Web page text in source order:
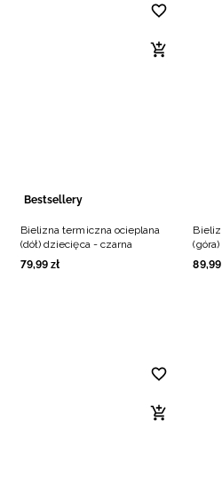
Bestsellery
Bielizna termiczna ocieplana
(dół) dziecięca - czarna
79,99 zł
89,99